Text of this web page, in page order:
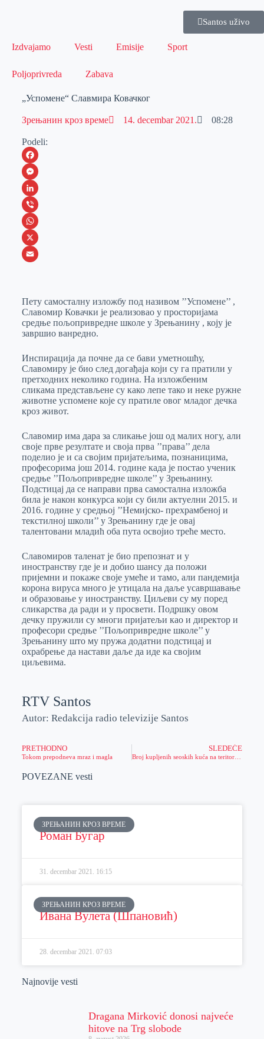
Santos uživo
Izdvajamo Vesti Emisije Sport
Poljoprivreda Zabava
„Успомене“ Славмира Ковачког
Зрењанин кроз време 14. decembar 2021. 08:28
Podeli:
F
a
c
e
b
o
M
e
s
s
e
e
r
L
i
n
k
I
n
V
i
b
W
h
s
A
p
p
X
a
i
l
Пету самосталну изложбу под називом ’’Успомене’’ ,
Славомир Ковачки је реализовао у просторијама
средње пољопривредне школе у Зрењанину , коју је
завршио ванредно.
Инспирација да почне да се бави уметношћу,
Славомиру је био след догађаја који су га пратили у
претходних неколико година. На изложбеним
сликама представљене су како лепе тако и неке ружне
животне успомене које су пратиле овог младог дечка
кроз живот.
Славомир има дара за сликање још од малих ногу, али
своје прве резултате и своја прва ’’права’’ дела
поделио је и са својим пријатељима, познаницима,
професорима још 2014. године када је постао ученик
средње ’’Пољопривредне школе’’ у Зрењанину.
Подстицај да се направи прва самостална изложба
била је након конкурса који су били актуелни 2015. и
2016. године у средњој ’’Hемијско- прехрамбеној и
текстилној школи’’ у Зрењанину где је овај
талентовани младић оба пута освојио треће место.
Славомиров таленат је био препознат и у
иностранству где је и добио шансу да положи
пријемни и покаже своје умеће и тамо, али пандемија
корона вируса много је утицала на даље усавршавање
и образовање у иностранству. Циљеви су му поред
сликарства да ради и у просвети. Подршку овом
дечку пружили су многи пријатељи као и директор и
професори средње ’’Пољопривредне школе’’ у
Зрењанину што му пружа додатни подстицај и
охрабрење да настави даље да иде ка својим
циљевима.
RTV Santos
Autor: Redakcija radio televizije Santos
PRETHODNO
Tokom prepodneva mraz i magla
SLEDEĆE
POVEZANE vesti
ЗРЕЊАНИН КРОЗ ВРЕМЕ
Роман Бугар
31. decembar 2021. 16:15
ЗРЕЊАНИН КРОЗ ВРЕМЕ
Ивана Вулета (Шпановић)
28. decembar 2021. 07:03
Najnovije vesti
Dragana Mirković donosi najveće
hitove na Trg slobode